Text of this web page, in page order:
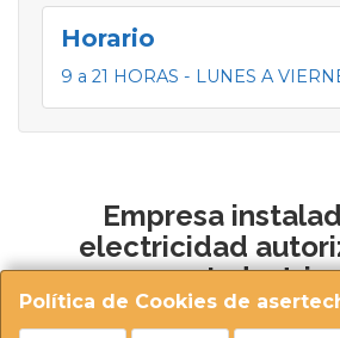
Política de Cookies de
Horario
9 a 21 HORAS - LUNES A
Empresa
electricidad
Industria